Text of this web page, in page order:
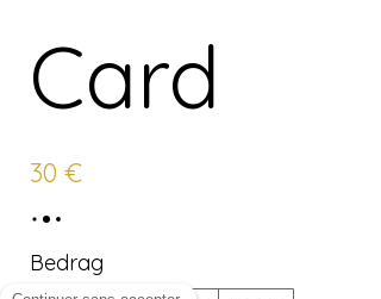
Card
30 €
Bedrag